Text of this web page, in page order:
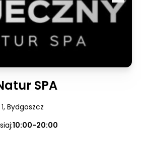
SPA
| 1, Bydgoszcz
10:00-20:00